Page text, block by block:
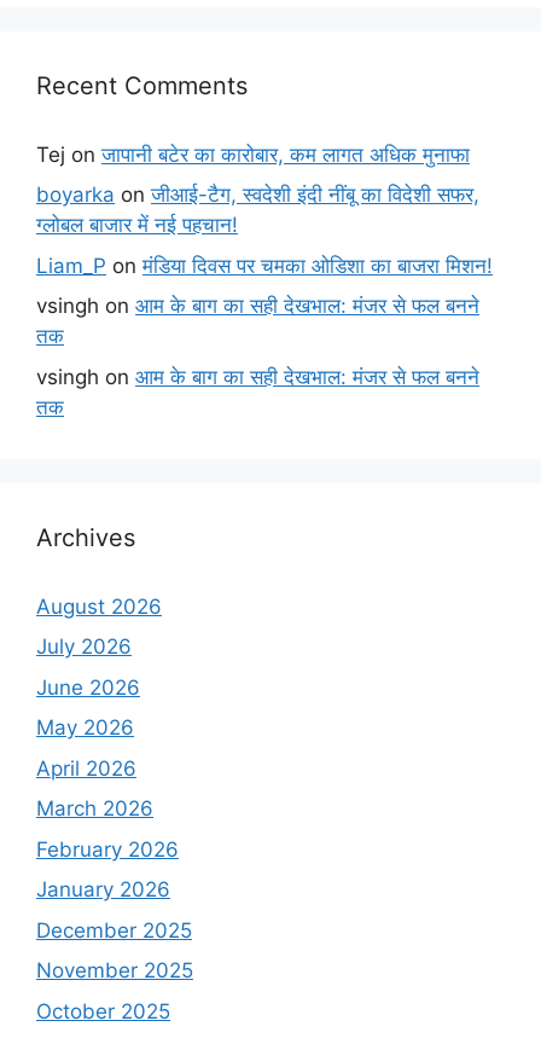
Recent Comments
Tej onजापानी बटेर का कारोबार, कम लागत अधिक मुनाफा
boyarka onजीआई-टैग, स्वदेशी इंदी नींबू का विदेशी सफर,
ग्लोबल बाजार में नई पहचान!
Liam_P onमंडिया दिवस पर चमका ओडिशा का बाजरा मिशन!
vsingh on आम के बाग का सही देखभाल: मंजर से फल बनने
तक
vsingh on आम के बाग का सही देखभाल: मंजर से फल बनने
तक
Archives
August 2026
July 2026
June 2026
May 2026
April 2026
March 2026
February 2026
January 2026
December 2025
November 2025
October 2025